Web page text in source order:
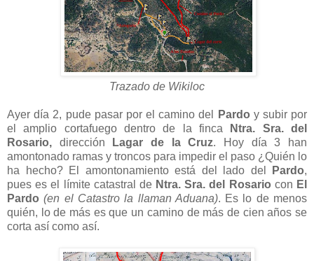
Trazado de Wikiloc
Ayer día 2, pude pasar por el camino del Pardo y subir por
el amplio cortafuego dentro de la finca
Ntra. Sra. del
Rosario, dirección Lagar de la Cruz. Hoy día 3 han
amontonado ramas y troncos para impedir el paso ¿Quién lo
ha hecho? El amontonamiento está del lado del
Pardo,
pues es el límite catastral de Ntra. Sra. del Rosario con El
Pardo (en el Catastro la llaman Aduana). Es lo de menos
quién, lo de más es que un camino de más de cien años se
corta así como así.